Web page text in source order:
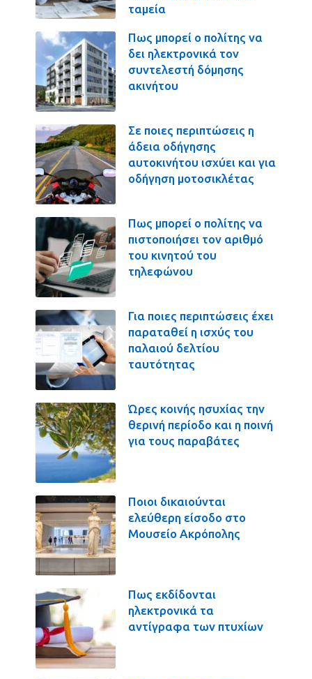
ταμεία
Πως μπορεί ο πολίτης να
δει ηλεκτρονικά τον
συντελεστή δόμησης
ακινήτου
Σε ποιες περιπτώσεις η
άδεια οδήγησης
αυτοκινήτου ισχύει και για
οδήγηση μοτοσικλέτας
Πως μπορεί ο πολίτης να
πιστοποιήσει τον αριθμό
του κινητού του
τηλεφώνου
Για ποιες περιπτώσεις έχει
παραταθεί η ισχύς του
παλαιού δελτίου
ταυτότητας
Ώρες κοινής ησυχίας την
θερινή περίοδο και η ποινή
για τους παραβάτες
Ποιοι δικαιούνται
ελεύθερη είσοδο στο
Μουσείο Ακρόπολης
Πως εκδίδονται
ηλεκτρονικά τα
αντίγραφα των πτυχίων